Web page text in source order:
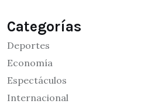
Categorías
Deportes
Economía
Espectáculos
Internacional